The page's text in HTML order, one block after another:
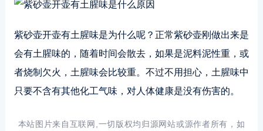
紫砂壶开壶有土腥味是为什么呢？正常紫砂壶刚做出来是
会有土腥味的，随着时间会散去，如果是泥料泥性重，或
者烧制欠火，土腥味会比较重。不过不用担心，土腥味中
只要不含有其他化工气味，对人体健康是没有伤害的。
本站图片来自互联网,一切版权均归源网站或源作者所有，如